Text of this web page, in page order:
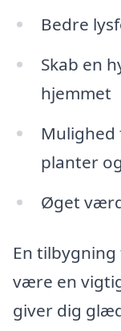
Bedre
Skab en
hjemmet
Mulighed
planter
Øget
En
være en
giver dig